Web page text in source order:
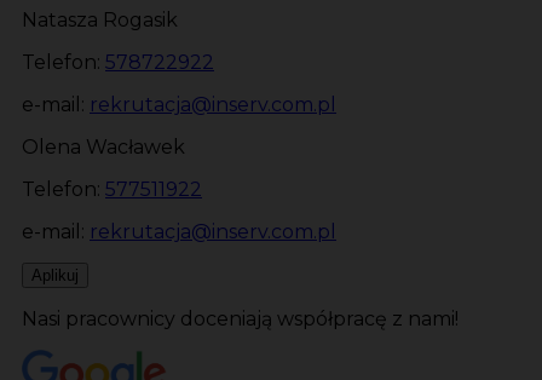
Natasza Rogasik
Telefon: 578722922
e-mail: rekrutacja@inserv.com.pl
Olena Wacławek
Telefon: 577511922
e-mail: rekrutacja@inserv.com.pl
Aplikuj
Nasi pracownicy doceniają współpracę z nami!